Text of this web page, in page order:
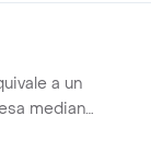
a un
mediana